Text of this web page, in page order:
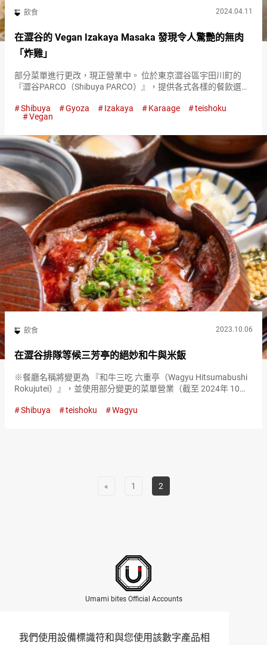
我們使用設備標識符和與您使用該數字產品相
飲食 2024.04.11
在澀谷的 Vegan Izakaya Masaka 發現令人驚艷的無肉
「炸雞」
部分菜單進行更改，現正營業中。 位於東京澀谷區宇田川町的
『澀谷PARCO（Shibuya PARCO）』，提供各式各樣的餐飲選
Masaka（以下簡稱“Masaka”）』專…
Shibuya Gyoza Izakaya Karaage
teishoku
Vegan
飲食 2023.10.06
在澀谷排隊等候三芳亭的絕妙和牛與米飯
※餐廳名稱將變更為 『和牛三吃 六重亭（Wagyu Hitsumabushi
Rokujutei）』，並使用部分變更的菜單營業（截至 2024年 10
世界都是一種烹飪界的感動。幸運的…
Shibuya teishoku Wagyu
« 1 2
Umami bites Official Accounts